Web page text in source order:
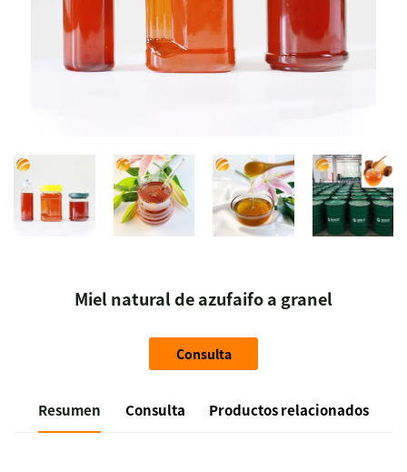
Miel natural de azufaifo a granel
Consulta
Resumen Consulta Productos relacionados